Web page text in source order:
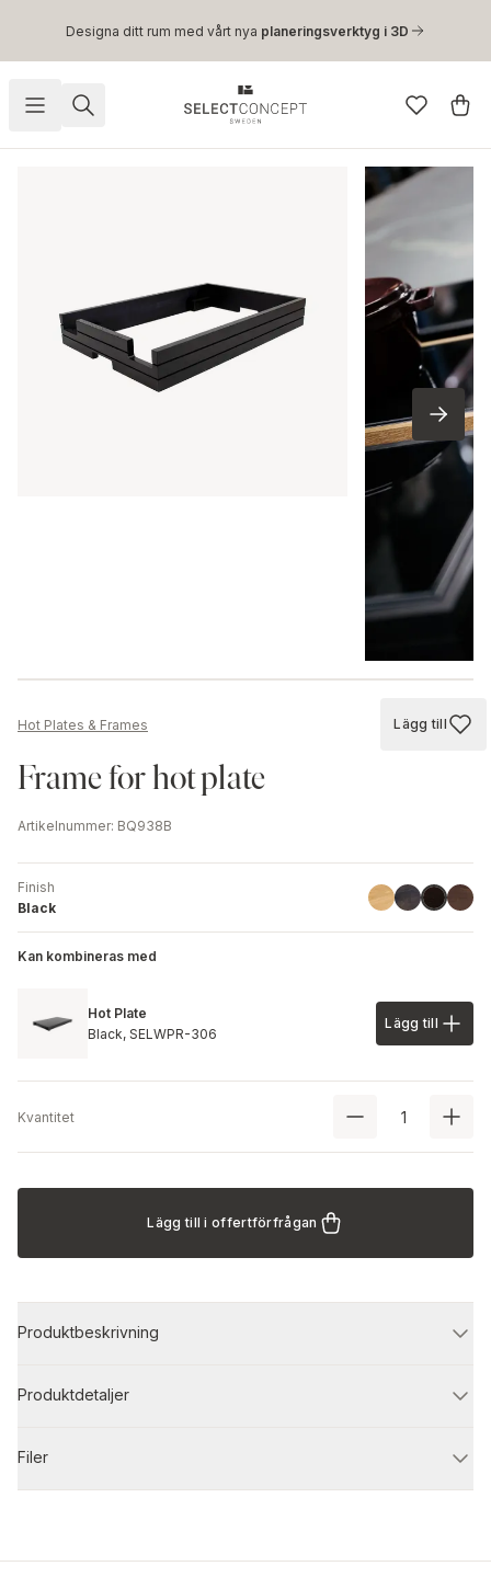
Hoppa till huvudinnehåll
Designa ditt rum med vårt nya planeringsverktyg i 3D
Hot Plates & Frames Lägg till
Lägg till
Frame for hot plate
Artikelnummer: BQ938B
Finish
Black
LinoilHavana Black
Black
Kan kombineras med
Hot Plate
Black, SELWPR-306 Lägg till i
Lägg till
Kvantitet
Lägg till i offertförfrågan
Produktbeskrivning
Produktdetaljer
Filer